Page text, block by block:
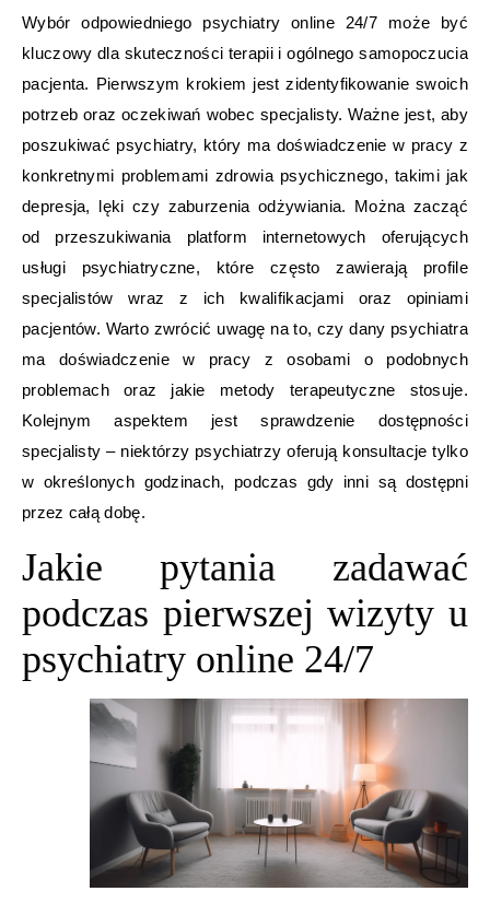
Wybór odpowiedniego psychiatry online 24/7 może być
kluczowy dla skuteczności terapii i ogólnego samopoczucia
pacjenta. Pierwszym krokiem jest zidentyfikowanie swoich
potrzeb oraz oczekiwań wobec specjalisty. Ważne jest, aby
poszukiwać psychiatry, który ma doświadczenie w pracy z
konkretnymi problemami zdrowia psychicznego, takimi jak
depresja, lęki czy zaburzenia odżywiania. Można zacząć
od przeszukiwania platform internetowych oferujących
usługi psychiatryczne, które często zawierają profile
specjalistów wraz z ich kwalifikacjami oraz opiniami
pacjentów. Warto zwrócić uwagę na to, czy dany psychiatra
ma doświadczenie w pracy z osobami o podobnych
problemach oraz jakie metody terapeutyczne stosuje.
Kolejnym aspektem jest sprawdzenie dostępności
specjalisty – niektórzy psychiatrzy oferują konsultacje tylko
w określonych godzinach, podczas gdy inni są dostępni
przez całą dobę.
Jakie pytania zadawać
podczas pierwszej wizyty u
psychiatry online 24/7